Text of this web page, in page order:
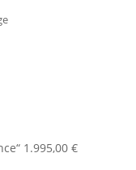
1.995,00 €